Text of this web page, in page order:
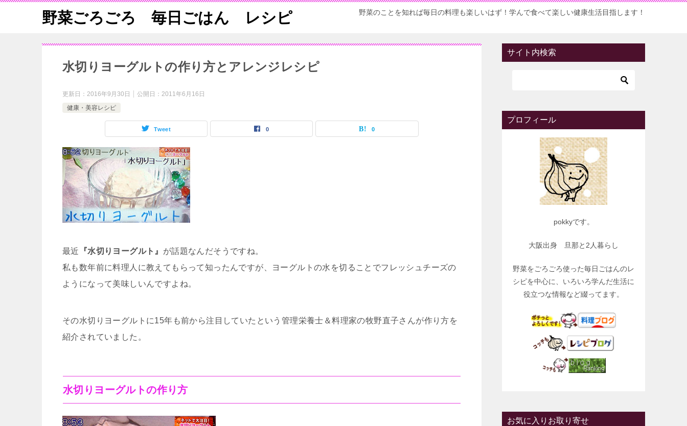
野菜ごろごろ 毎日ごはん レシピ 野菜のことを知れば毎日の料理も楽しいはず！学んで食べて楽しい健康生活目指します！
水切りヨーグルトの作り方とアレンジレシピ
更新日： 2016年9月30日 公開日： 2011年6月16日
健康・美容レシピ
Tweet 0 0
最近 『水切りヨーグルト』 が話題なんだそうですね。
私も数年前に料理人に教えてもらって知ったんですが、ヨーグルトの水を切ることでフレッシュチーズの
ようになって美味しいんですよね。
その水切りヨーグルトに15年も前から注目していたという管理栄養士＆料理家の牧野直子さんが作り方を
紹介されていました。
水切りヨーグルトの作り方
サイト内検索
プロフィール
pokkyです。
大阪出身 旦那と2人暮らし
野菜をごろごろ使った毎日ごはんのレ
シピを中心に、いろいろ学んだ生活に
役立つな情報など綴ってます。
お気に入りお取り寄せ